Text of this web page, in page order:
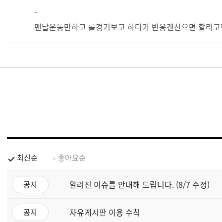
-
맨날운동만하고 롤경기보고 하다가 반응갠찬으면 할라
최신순 좋아요순
공지 알려진 이슈를 안내해 드립니다. (8/7 수정)
공지 자유게시판 이용 수칙